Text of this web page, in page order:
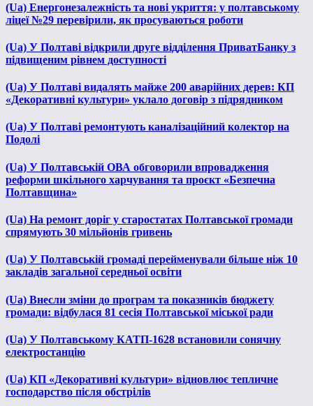
(Ua) Енергонезалежність та нові укриття: у полтавському
ліцеї №29 перевірили, як просуваються роботи
(Ua) У Полтаві відкрили друге відділення ПриватБанку з
підвищеним рівнем доступності
(Ua) У Полтаві видалять майже 200 аварійних дерев: КП
«Декоративні культури» уклало договір з підрядником
(Ua) У Полтаві ремонтують каналізаційний колектор на
Подолі
(Ua) У Полтавській ОВА обговорили впровадження
реформи шкільного харчування та проєкт «Безпечна
Полтавщина»
(Ua) На ремонт доріг у старостатах Полтавської громади
спрямують 30 мільйонів гривень
(Ua) У Полтавській громаді перейменували більше ніж 10
закладів загальної середньої освіти
(Ua) Внесли зміни до програм та показників бюджету
громади: відбулася 81 сесія Полтавської міської ради
(Ua) У Полтавському КАТП-1628 встановили сонячну
електростанцію
(Ua) КП «Декоративні культури» відновлює тепличне
господарство після обстрілів